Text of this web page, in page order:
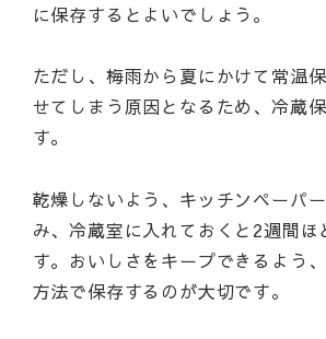
に保存するとよいでしょう。
ただし、梅雨から夏にかけて常温
せてしまう原因となるため、冷蔵
す。
乾燥しないよう、キッチンペーパ
み、冷蔵室に入れておくと2週間ほ
す。おいしさをキープできるよう
方法で保存するのが大切です。